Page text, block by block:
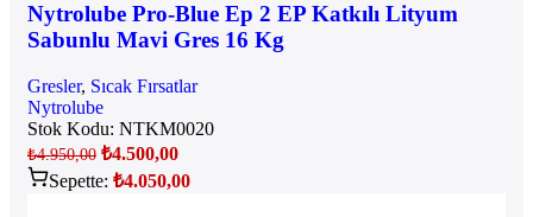
Nytrolube Pro-Blue Ep 2 EP Katkılı Lityum
Sabunlu Mavi Gres 16 Kg
Gresler, Sıcak Fırsatlar
Nytrolube
Stok Kodu: NTKM0020
₺4.950,00 ₺4.500,00
Sepette: ₺4.050,00